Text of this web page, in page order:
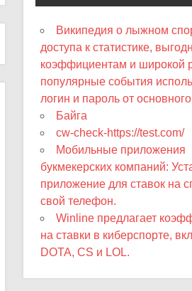
Википедия о лыжном
доступа к статистике,
коэффициентам и широкой
популярные события
логин и пароль от
Байга
cw-check-https://test.com/
Мобильные приложения
букмекерских компаний:
приложение для ставок на
свой телефон.
Winline предлагает
на ставки в киберспорте,
DOTA, CS и LOL.